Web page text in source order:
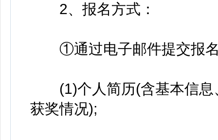
2、报名方式：
①通过电子邮件提交报名
(1)个人简历(含基本信息
获奖情况);